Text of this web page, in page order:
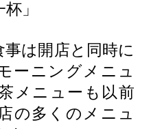
」
は開店と同時に
ーニングメニュ
メニューも以前
の多くのメニュ